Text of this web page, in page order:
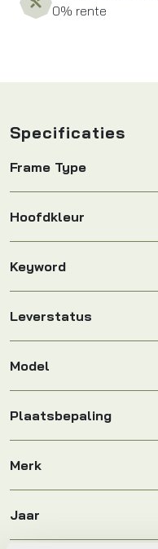
0% rente
Specificaties
Frame Type
Hoofdkleur
Keyword
Leverstatus
Model
Plaatsbepaling
Merk
Jaar